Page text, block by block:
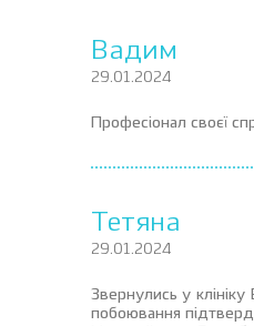
Вадим
29.01.2024
Професіонал своєї
Тетяна
29.01.2024
Звернулись у
побоювання